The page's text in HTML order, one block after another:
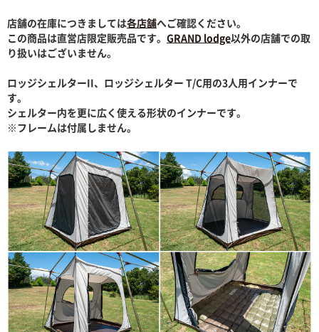
店舗の在庫につきましては各店舗へご確認ください。
この商品は直営店限定販売品です。 GRAND lodge以外の店舗での取
り扱いはございません。
ロッジシェルターII、ロッジシェルター T/C用の3人用インナーで
す。
シェルター内を更に広く使える形状のインナーです。
※フレームは付属しません。